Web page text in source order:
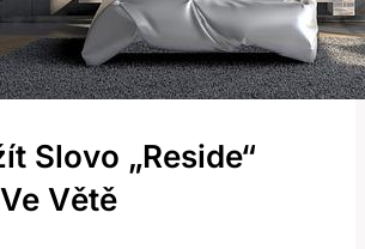
Slovo „Reside“
Větě